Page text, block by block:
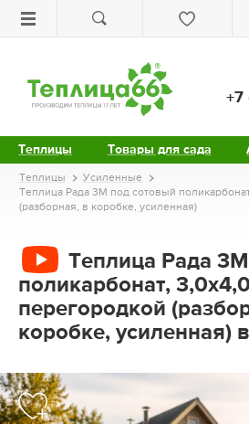
Теплицы Товары для сада
+7
Теплицы
Усиленные
Теплица Рада 3М под сотовый
(разборная, в коробке, усиленная)
Теплица Рада
поликарбонат,
перегородкой
коробке, усиленная)